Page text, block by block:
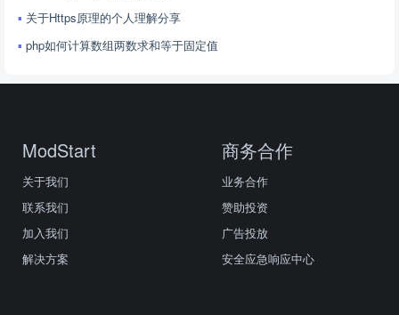
关于Https原理的个人理解分享
php如何计算数组两数求和等于固定值
ModStart
关于我们
联系我们
加入我们
解决方案
商务合作
业务合作
赞助投资
广告投放
安全应急响应中心